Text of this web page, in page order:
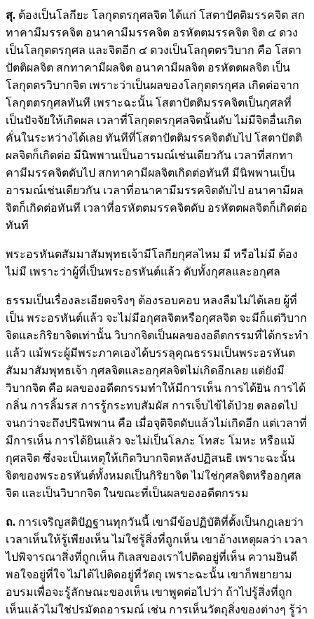
สุ. ต้องเป็นโลกียะ โลกุตตรกุศลจิต ได้แก่ โสตาปัตติมรรคจิต สก
ทาคามีมรรคจิต อนาคามีมรรคจิต อรหัตตมรรคจิต จิต ๔ ดวง
เป็นโลกุตตรกุศล และจิตอีก ๔ ดวงเป็นโลกุตตรวิบาก คือ โสตา
ปัตติผลจิต สกทาคามีผลจิต อนาคามีผลจิต อรหัตตผลจิต เป็น
โลกุตตรวิบากจิต เพราะว่าเป็นผลของโลกุตตรกุศล เกิดต่อจาก
โลกุตตรกุศลทันที เพราะฉะนั้น โสตาปัตติมรรคจิตเป็นกุศลที่
เป็นปัจจัยให้เกิดผล เวลาที่โลกุตตรกุศลจิตนั้นดับ ไม่มีจิตอื่นเกิด
คั่นในระหว่างได้เลย ทันทีที่โสตาปัตติมรรคจิตดับไป โสตาปัตติ
ผลจิตก็เกิดต่อ มีนิพพานเป็นอารมณ์เช่นเดียวกัน เวลาที่สกทา
คามีมรรคจิตดับไป สกทาคามีผลจิตเกิดต่อทันที มีนิพพานเป็น
อารมณ์เช่นเดียวกัน เวลาที่อนาคามีมรรคจิตดับไป อนาคามีผล
จิตก็เกิดต่อทันที เวลาที่อรหัตตมรรคจิตดับ อรหัตตผลจิตก็เกิดต่อ
ทันที
พระอรหันตสัมมาสัมพุทธเจ้ามีโลกียกุศลไหม มี หรือไม่มี ต้อง
ไม่มี เพราะว่าผู้ที่เป็นพระอรหันต์แล้ว ดับทั้งกุศลและอกุศล
ธรรมเป็นเรื่องละเอียดจริงๆ ต้องรอบคอบ หลงลืมไม่ได้เลย ผู้ที่
เป็น พระอรหันต์แล้ว จะไม่มีอกุศลจิตหรือกุศลจิต จะมีก็แต่วิบาก
จิตและกิริยาจิตเท่านั้น วิบากจิตเป็นผลของอดีตกรรมที่ได้กระทำ
แล้ว แม้พระผู้มีพระภาคเองได้บรรลุคุณธรรมเป็นพระอรหันต
สัมมาสัมพุทธเจ้า กุศลจิตและอกุศลจิตไม่เกิดอีกเลย แต่ยังมี
วิบากจิต คือ ผลของอดีตกรรมทำให้มีการเห็น การได้ยิน การได้
กลิ่น การลิ้มรส การรู้กระทบสัมผัส การเจ็บไข้ได้ป่วย ตลอดไป
จนกว่าจะถึงปรินิพพาน คือ เมื่อจุติจิตดับแล้วไม่เกิดอีก แต่เวลาที่
มีการเห็น การได้ยินแล้ว จะไม่เป็นโลภะ โทสะ โมหะ หรือแม้
กุศลจิต ซึ่งจะเป็นเหตุให้เกิดวิบากจิตหลังปฏิสนธิ เพราะฉะนั้น
จิตของพระอรหันต์ทั้งหมดเป็นกิริยาจิต ไม่ใช่กุศลจิตหรืออกุศล
จิต และเป็นวิบากจิต ในขณะที่เป็นผลของอดีตกรรม
ถ. การเจริญสติปัฏฐานทุกวันนี้ เขามีข้อปฏิบัติที่ตั้งเป็นกฎเลยว่า
เวลาเห็นให้รู้เพียงเห็น ไม่ใช่รู้สิ่งที่ถูกเห็น เขาอ้างเหตุผลว่า เวลา
ไปพิจารณาสิ่งที่ถูกเห็น กิเลสของเราไปติดอยู่ที่เห็น ความยินดี
พอใจอยู่ที่ใจ ไม่ได้ไปติดอยู่ที่วัตถุ เพราะฉะนั้น เขาก็พยายาม
อบรมเพื่อจะรู้ลักษณะของเห็น เขาพูดต่อไปว่า ถ้าไปรู้สิ่งที่ถูก
เห็นแล้วไม่ใช่ปรมัตถอารมณ์ เช่น การเห็นวัตถุสิ่งของต่างๆ รู้ว่า